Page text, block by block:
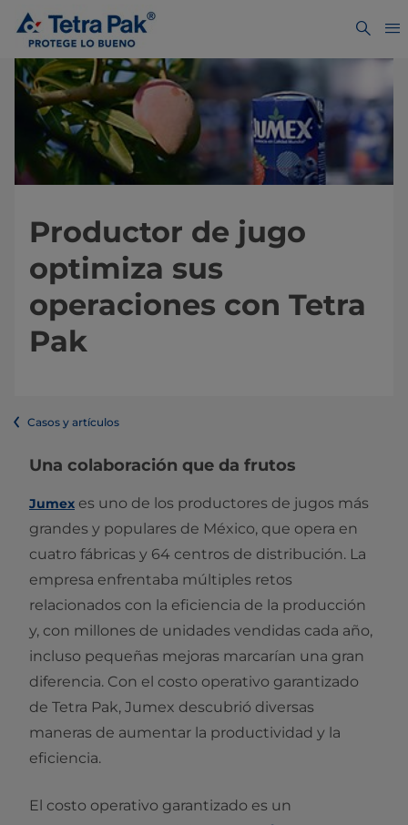
Productor de jugo
optimiza sus
operaciones con Tetra
Pak
Casos y artículos
Una colaboración que da frutos
Jumex es uno de los productores de jugos más
grandes y populares de México, que opera en
cuatro fábricas y 64 centros de distribución. La
empresa enfrentaba múltiples retos
relacionados con la eficiencia de la producción
y, con millones de unidades vendidas cada año,
incluso pequeñas mejoras marcarían una gran
diferencia. Con el costo operativo garantizado
de Tetra Pak, Jumex descubrió diversas
maneras de aumentar la productividad y la
eficiencia.
El costo operativo garantizado es un